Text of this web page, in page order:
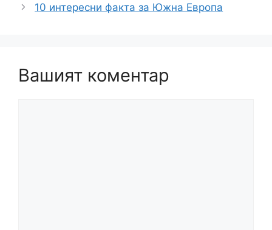
10 интересни факта за Южна Европа
Вашият коментар